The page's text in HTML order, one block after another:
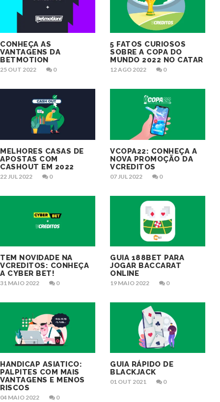
CONHEÇA AS
VANTAGENS DA
BETMOTION
25 OUT 2022 0
5 FATOS CURIOSOS
SOBRE A COPA DO
MUNDO 2022 NO CATAR
12 AGO 2022 0
MELHORES CASAS DE
APOSTAS COM
CASHOUT EM 2022
22 JUL 2022 0
VCOPA22: CONHEÇA A
NOVA PROMOÇÃO DA
VCREDITOS
07 JUL 2022 0
TEM NOVIDADE NA
VCREDITOS: CONHEÇA
A CYBER BET!
31 MAIO 2022 0
GUIA 188BET PARA
JOGAR BACCARAT
ONLINE
19 MAIO 2022 0
HANDICAP ASIATICO:
PALPITES COM MAIS
VANTAGENS E MENOS
RISCOS
04 MAIO 2022 0
GUIA RÁPIDO DE
BLACKJACK
01 OUT 2021 0